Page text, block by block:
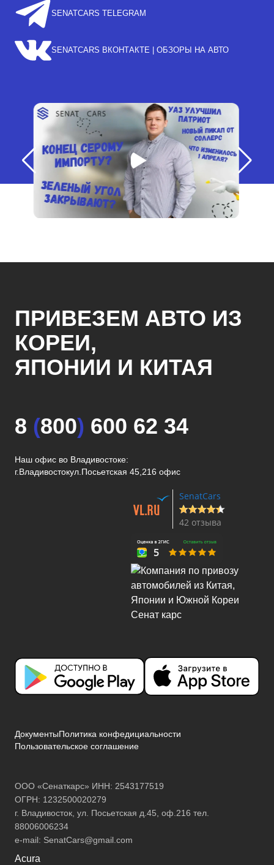
SENATCARS TELEGRAM
SENATCARS ВКОНТАКТЕ | ОБЗОРЫ НА АВТО
ПРИВЕЗЕМ АВТО ИЗ
КОРЕИ,
ЯПОНИИ И КИТАЯ
8 (800) 600 62 34
Наш офис во Владивостоке:
г.Владивостокул.Посьетская 45,216 офис
SenatCars
42 отзыва
ДокументыПолитика конфедициальности
Пользовательское соглашение
ООО «Сенаткарс» ИНН: 2543177519
ОГРН: 1232500020279
г. Владивосток, ул. Посьетская д.45, оф.216 тел.
88006006234
e-mail: SenatCars@gmail.com
Acura